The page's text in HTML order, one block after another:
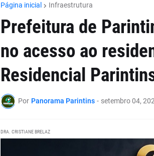
Página inicial Infraestrutura
Prefeitura de
no acesso ao
Residencial
Por Panorama Parintins - setembro 04,
DRA. CRISTIANE BRELAZ